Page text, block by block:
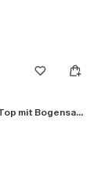
Blau Gestreiftes Strick-Strand-Top mit Bogensaum